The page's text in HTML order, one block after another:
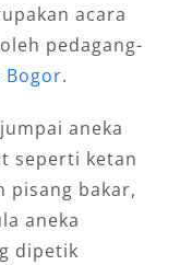
acara
pedagang-
Bogor.
aneka
seperti ketan
pisang bakar,
aneka
dipetik